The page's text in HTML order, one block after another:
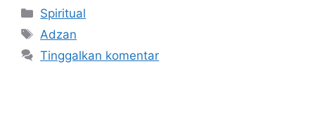
Kategori
Spiritual
Tag
Adzan
Tinggalkan komentar